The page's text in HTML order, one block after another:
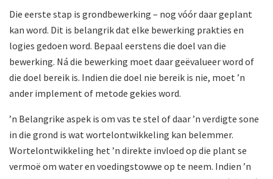
Die eerste stap is grondbewerking – nog vóór daar geplant
kan word. Dit is belangrik dat elke bewerking prakties en
logies gedoen word. Bepaal eerstens die doel van die
bewerking. Ná die bewerking moet daar geëvalueer word of
die doel bereik is. Indien die doel nie bereik is nie, moet ’n
ander implement of metode gekies word.
’n Belangrike aspek is om vas te stel of daar ’n verdigte sone
in die grond is wat wortelontwikkeling kan belemmer.
Wortelontwikkeling het ’n direkte invloed op die plant se
vermoë om water en voedingstowwe op te neem. Indien ’n